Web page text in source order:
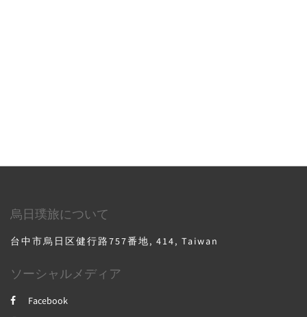
烏日璞旅について
台中市烏日区健行路757番地, 414, Taiwan
ソーシャルメディア
Facebook